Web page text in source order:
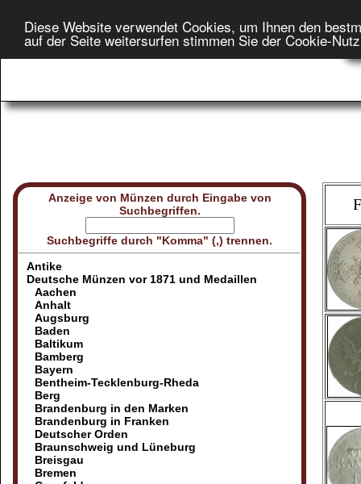
Diese Website verwendet Cookies, um Ihnen den
auf der Seite weitersurfen stimmen Sie der Cookie-
Anzeige von Münzen durch Eingabe von
Suchbegriffen.
Suchbegriffe durch "Komma" (,) trennen.
Antike
Deutsche Münzen vor 1871 und Medaillen
Aachen
Anhalt
Augsburg
Baden
Baltikum
Bamberg
Bayern
Bentheim-Tecklenburg-Rheda
Berg
Brandenburg in den Marken
Brandenburg in Franken
Deutscher Orden
Braunschweig und Lüneburg
Breisgau
Bremen